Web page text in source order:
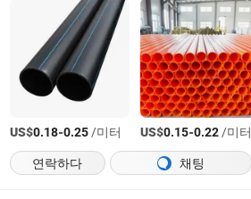
US$0.18-0.25/미터 US$0.15-0.22/미터
연락하다
채팅